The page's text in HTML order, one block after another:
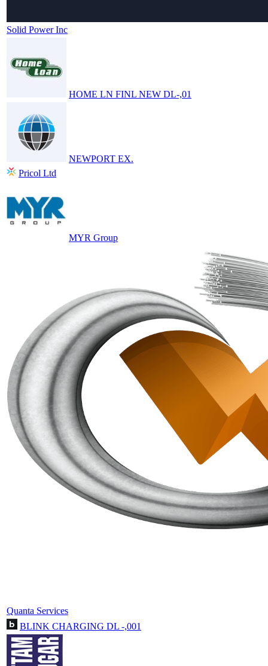
Solid Power Inc
HOME LN FINL NEW DL-,01
NEWPORT EX.
Pricol Ltd
MYR Group
Quanta Services
BLINK CHARGING DL -,001